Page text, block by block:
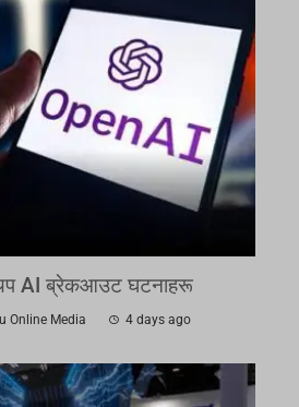
AI ब्रेकआउट घटनाहरू
Online Media 4 days ago